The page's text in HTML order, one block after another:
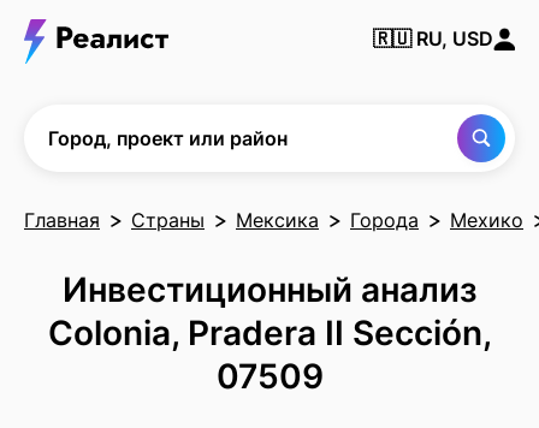
🇷🇺 RU, USD
Город, проект или район
Главная Страны Мексика Города Мехико
Инвестиционный анализ
Colonia, Pradera II Sección,
07509